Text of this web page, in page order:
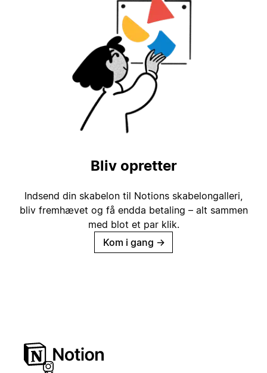
Bliv opretter
Indsend din skabelon til Notions skabelongalleri,
bliv fremhævet og få endda betaling – alt sammen
med blot et par klik.
Kom i gang →